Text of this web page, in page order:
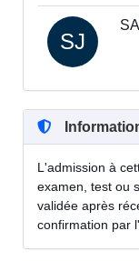
SJ
L'admission à
examen, test ou
validée après
confirmation par